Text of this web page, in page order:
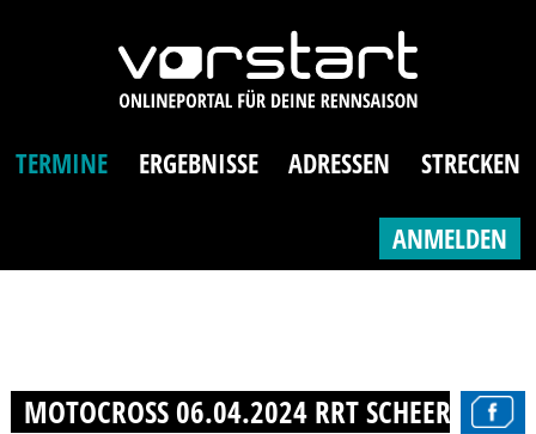
TERMINE ERGEBNISSE ADRESSEN STRECKEN
ANMELDEN
MOTOCROSS 06.04.2024 RRT SCHEER E.V.